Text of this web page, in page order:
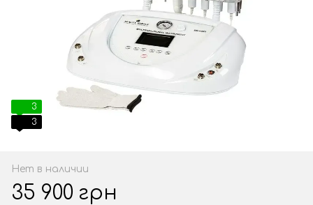
3
3
Нет в наличии
35 900 грн